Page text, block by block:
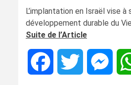
L’implantation en Israël vise
développement durable du
Suite de l’Article
Facebook Twitter